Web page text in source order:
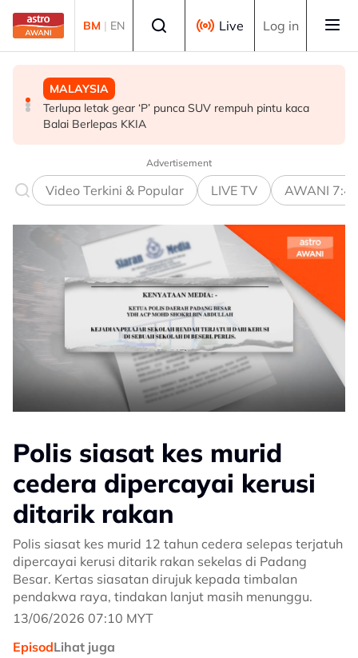
Skip to main content
BM | EN Live Log in
MALAYSIA
Terlupa letak gear ‘P’ punca SUV rempuh pintu kaca
Balai Berlepas KKIA
MALAYSIA
Sektor swasta digesa perluas peluang kerjaya kedua
veteran tentera - Wan Azizah
MALAYSIA
PM beri komitmen persempadanan DUN Sarawak, minta
laporan SPR - Fahmi
Advertisement
Video Terkini & Popular LIVE TV AWANI
Polis siasat kes murid
cedera dipercayai kerusi
ditarik rakan
Polis siasat kes murid 12 tahun cedera selepas terjatuh
dipercayai kerusi ditarik rakan sekelas di Padang
Besar. Kertas siasatan dirujuk kepada timbalan
pendakwa raya, tindakan lanjut masih menunggu.
13/06/2026 07:10 MYT
EpisodLihat juga